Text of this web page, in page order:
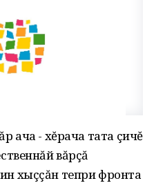
ача - хĕрача тата çичĕ
вăрçă
хыççăн тепри фронта